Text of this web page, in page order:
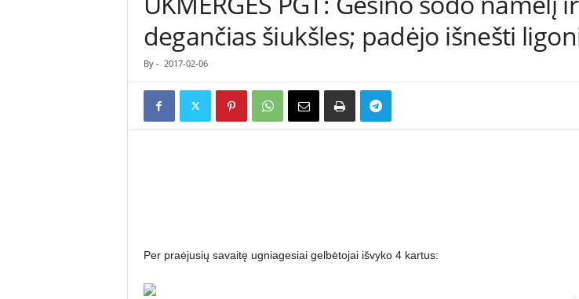
degančias šiukšles; padėjo išnešti
By - 2017-02-06
Per praėjusių savaitę ugniagesiai gelbėtojai išvyko 4 kartus: